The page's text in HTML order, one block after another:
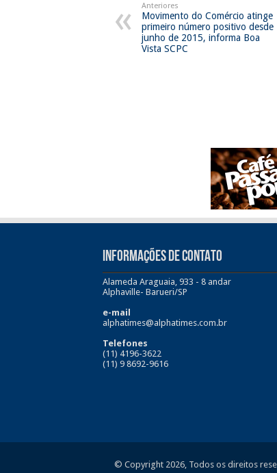
Anteriores
Movimento do Comércio atinge
primeiro número positivo desde
junho de 2015, informa Boa
Vista SCPC
INFORMAÇÕES DE CONTATO
Alameda Araguaia, 933 - 8 andar
Alphaville- Barueri/SP
e-mail
alphatimes@alphatimes.com.br
Telefones
(11) 4196-3622
(11) 9 8692-9616
© Copyright 2026, Todos os direitos